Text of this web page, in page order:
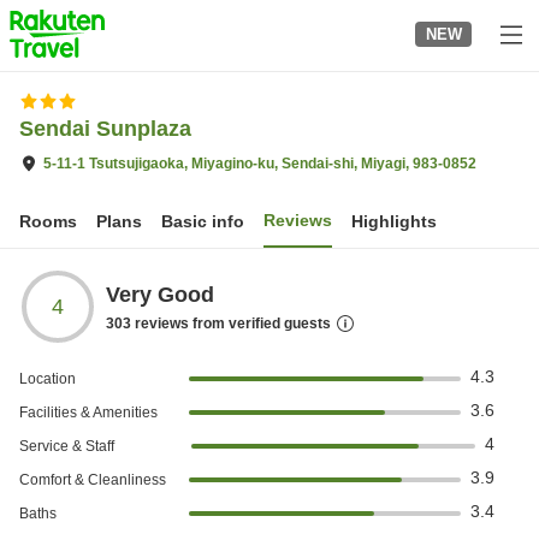
to
top
page
NEW
Sendai Sunplaza
5-11-1 Tsutsujigaoka, Miyagino-ku, Sendai-shi, Miyagi, 983-0852
Rooms Plans Basic info Reviews Highlights
4 Very Good
303 reviews from verified guests
Location 4.3
Facilities & Amenities 3.6
Service & Staff 4
Comfort & Cleanliness 3.9
Baths 3.4